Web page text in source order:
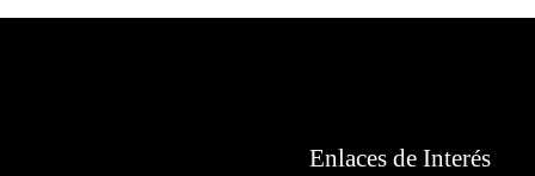
Enlaces de Interés